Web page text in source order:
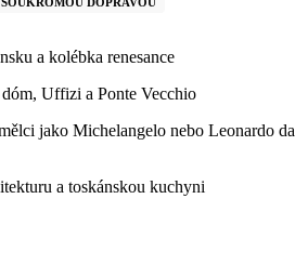
a kolébka renesance
Uffizi a Ponte Vecchio
jako Michelangelo nebo Leonardo da
a toskánskou kuchyni